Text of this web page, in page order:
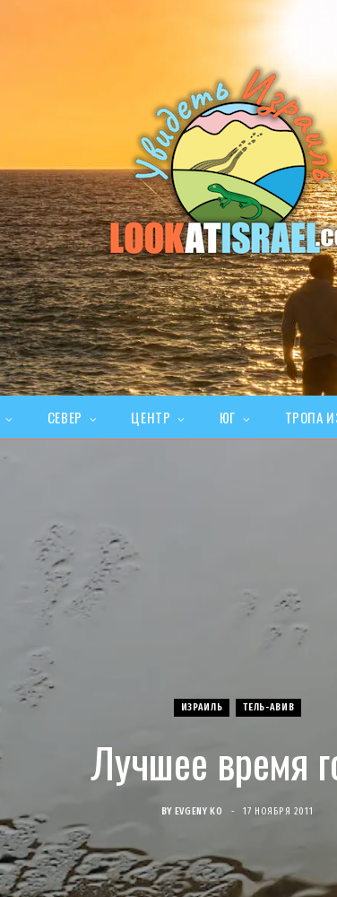
СЕВЕР ЦЕНТР ЮГ ТРОПА
ИЗРАИЛЬ ТЕЛЬ-АВИВ
Лучшее время
BY EVGENY KO 17 НОЯБРЯ 2011